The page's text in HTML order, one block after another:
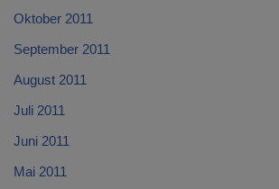
Oktober 2011
September 2011
August 2011
Juli 2011
Juni 2011
Mai 2011